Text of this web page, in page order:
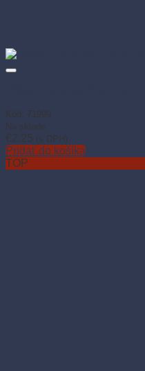
Kód: 71999
Na sklade
€2.25 (s DPH)
Pridať do košíka
TOP